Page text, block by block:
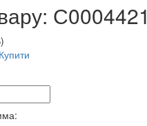
С0004421
Купити